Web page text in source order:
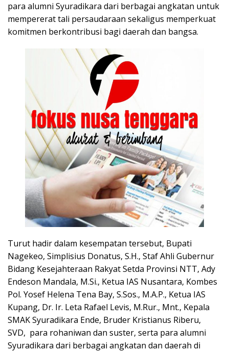
para alumni Syuradikara dari berbagai angkatan untuk
mempererat tali persaudaraan sekaligus memperkuat
komitmen berkontribusi bagi daerah dan bangsa.
Turut hadir dalam kesempatan tersebut, Bupati
Nagekeo, Simplisius Donatus, S.H., Staf Ahli Gubernur
Bidang Kesejahteraan Rakyat Setda Provinsi NTT, Ady
Endeson Mandala, M.Si., Ketua IAS Nusantara, Kombes
Pol. Yosef Helena Tena Bay, S.Sos., M.A.P., Ketua IAS
Kupang, Dr. Ir. Leta Rafael Levis, M.Rur., Mnt., Kepala
SMAK Syuradikara Ende, Bruder Kristianus Riberu,
SVD, para rohaniwan dan suster, serta para alumni
Syuradikara dari berbagai angkatan dan daerah di